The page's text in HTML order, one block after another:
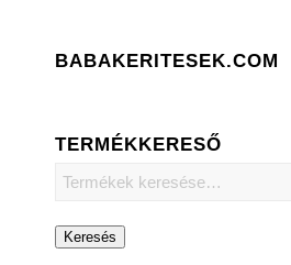
BABAKERITESEK.COM
TERMÉKKERESŐ
Keresés